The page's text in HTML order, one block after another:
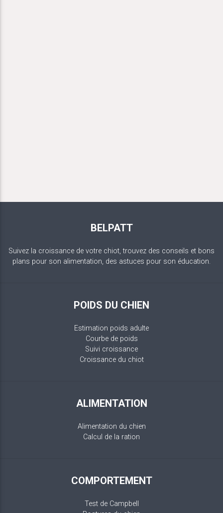
BELPATT
Suivez la croissance de votre chiot, trouvez des conseils et bons
plans pour son alimentation, des astuces pour son éducation.
POIDS DU CHIEN
Estimation poids adulte
Courbe de poids
Suivi croissance
Croissance du chiot
ALIMENTATION
Alimentation du chien
Calcul de la ration
COMPORTEMENT
Test de Campbell